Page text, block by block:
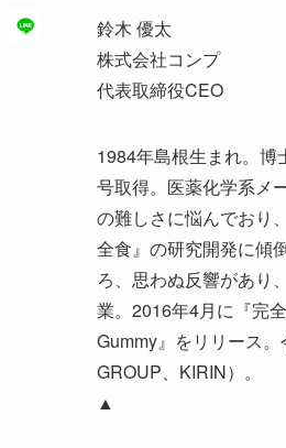
鈴木 優太
株式会社コンプ
代表取締役CEO
1984年島根生まれ。
号取得。医薬化学系メ
の難しさに悩んでおり
全食』の研究開発に傾
ろ、思わぬ反響があり
業。2016年4月に『完
Gummy』をリリース
GROUP、KIRIN）。
▲